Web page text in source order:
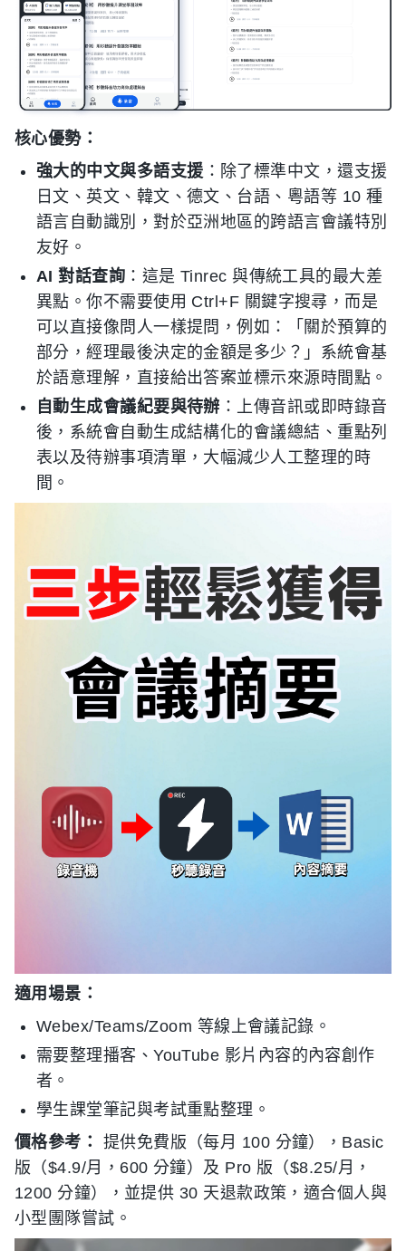
核心優勢：
強大的中文與多語支援 ：除了標準中文，還支援
日文、英文、韓文、德文、台語、粵語等 10 種
語言自動識別，對於亞洲地區的跨語言會議特別
友好。
AI 對話查詢 ：這是 Tinrec 與傳統工具的最大差
異點。你不需要使用 Ctrl+F 關鍵字搜尋，而是
可以直接像問人一樣提問，例如：「關於預算的
部分，經理最後決定的金額是多少？」系統會基
於語意理解，直接給出答案並標示來源時間點。
自動生成會議紀要與待辦 ：上傳音訊或即時錄音
後，系統會自動生成結構化的會議總結、重點列
表以及待辦事項清單，大幅減少人工整理的時
間。
適用場景：
Webex/Teams/Zoom 等線上會議記錄。
需要整理播客、YouTube 影片內容的內容創作
者。
學生課堂筆記與考試重點整理。
價格參考：
提供免費版（每月 100 分鐘），Basic
版（$4.9/月，600 分鐘）及 Pro 版（$8.25/月，
1200 分鐘），並提供 30 天退款政策，適合個人與
小型團隊嘗試。